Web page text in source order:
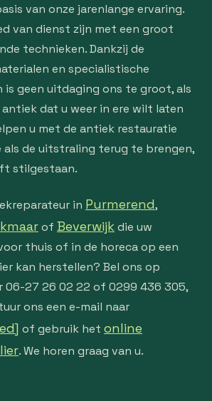
van onze jarenlange ervaring.
van dienst zijn met een groot
technieken. Dankzij de
en specialistische
is geen uitdaging ons te groot, als
dat u weer in ere wilt laten
u met de antiek restauratie
de uitstraling terug te brengen,
stilgestaan.
in Purmerend,
of Beverwijk die uw
thuis of in de horeca op een
kan herstellen? Bel ons op
06-27 26 02 22 of 0299 436 305,
ons een e-mail naar
of gebruik het online
. We horen graag van u.